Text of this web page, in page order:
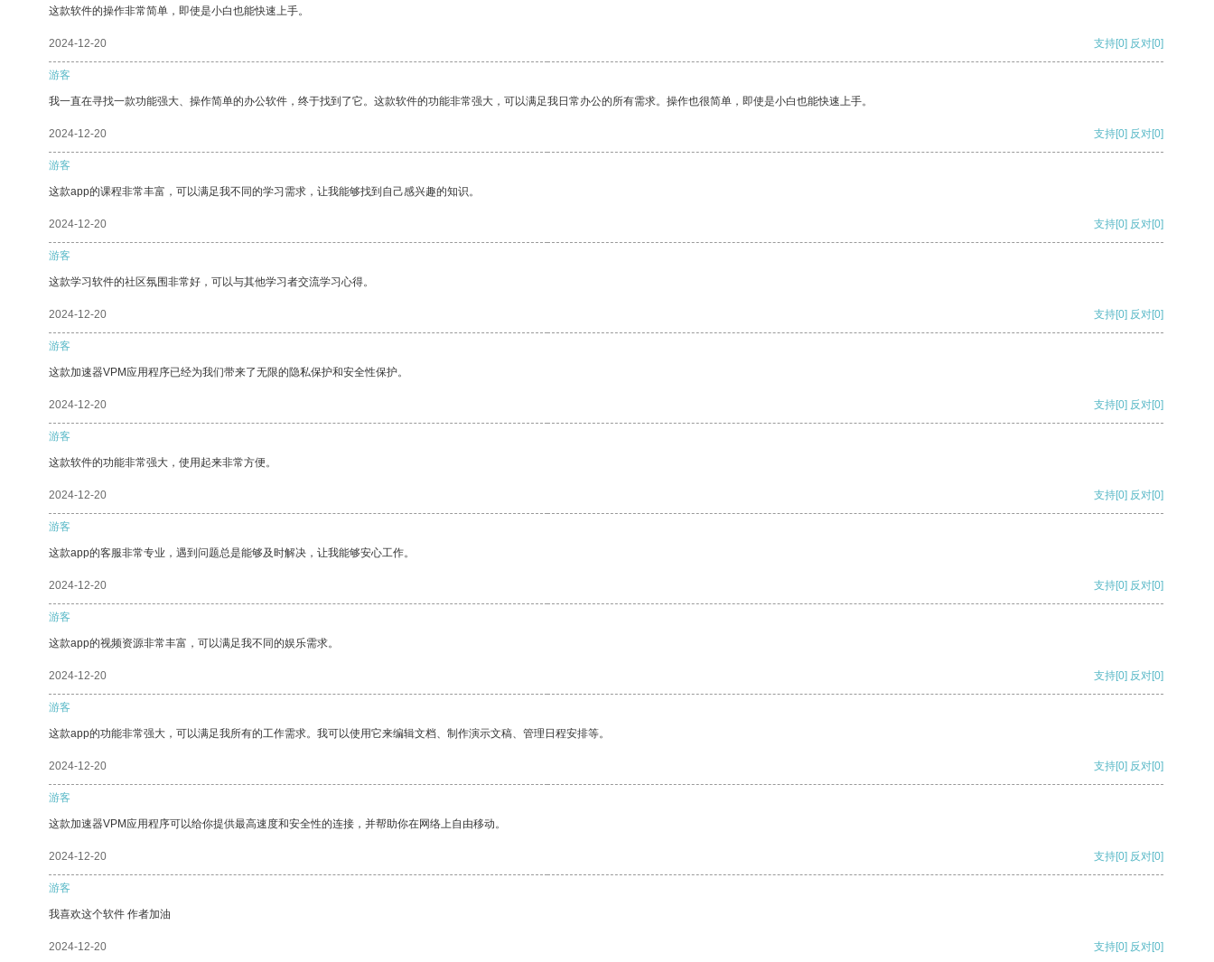
这款软件的操作非常简单，即使是小白也能快速上手。
2024-12-20 支持[0] 反对[0]
游客
我一直在寻找一款功能强大、操作简单的办公软件，终于找到了它。这款软件的功能非常强大，可以满足我日常办公的所有需求。操作也很简单，即使是小白也能快速上手。
2024-12-20 支持[0] 反对[0]
游客
这款app的课程非常丰富，可以满足我不同的学习需求，让我能够找到自己感兴趣的知识。
2024-12-20 支持[0] 反对[0]
游客
这款学习软件的社区氛围非常好，可以与其他学习者交流学习心得。
2024-12-20 支持[0] 反对[0]
游客
这款加速器VPM应用程序已经为我们带来了无限的隐私保护和安全性保护。
2024-12-20 支持[0] 反对[0]
游客
这款软件的功能非常强大，使用起来非常方便。
2024-12-20 支持[0] 反对[0]
游客
这款app的客服非常专业，遇到问题总是能够及时解决，让我能够安心工作。
2024-12-20 支持[0] 反对[0]
游客
这款app的视频资源非常丰富，可以满足我不同的娱乐需求。
2024-12-20 支持[0] 反对[0]
游客
这款app的功能非常强大，可以满足我所有的工作需求。我可以使用它来编辑文档、制作演示文稿、管理日程安排等。
2024-12-20 支持[0] 反对[0]
游客
这款加速器VPM应用程序可以给你提供最高速度和安全性的连接，并帮助你在网络上自由移动。
2024-12-20 支持[0] 反对[0]
游客
我喜欢这个软件 作者加油
2024-12-20 支持[0] 反对[0]